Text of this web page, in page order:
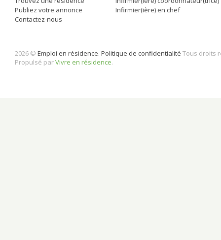
Publiez votre annonce
Contactez-nous
Infirmier(ière) en chef
2026 © Emploi en résidence. Politique de confidentialité Tous droits
Propulsé parVivre en résidence.